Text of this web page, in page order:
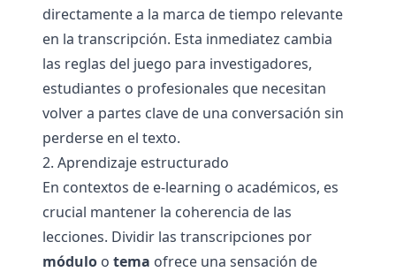
directamente a la marca de tiempo relevante
en la transcripción. Esta inmediatez cambia
las reglas del juego para investigadores,
estudiantes o profesionales que necesitan
volver a partes clave de una conversación sin
perderse en el texto.
2. Aprendizaje estructurado
En contextos de e-learning o académicos, es
crucial mantener la coherencia de las
lecciones. Dividir las transcripciones por
módulo o tema ofrece una sensación de